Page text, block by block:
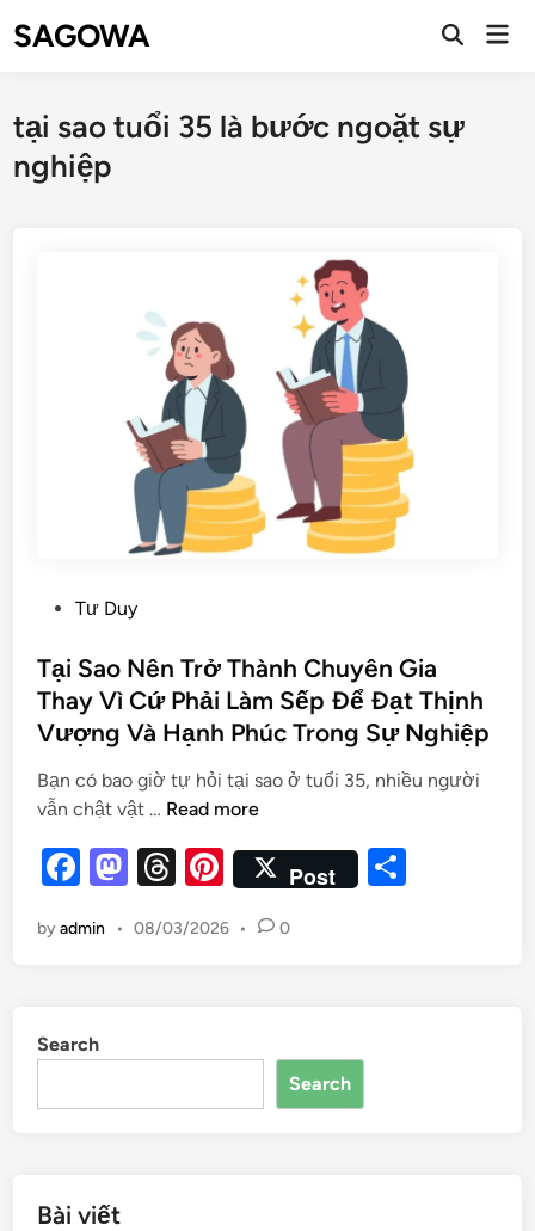
SAGOWA
tại sao tuổi 35 là bước ngoặt sự
nghiệp
Tư Duy
Tại Sao Nên Trở Thành Chuyên Gia
Thay Vì Cứ Phải Làm Sếp Để Đạt Thịnh
Vượng Và Hạnh Phúc Trong Sự Nghiệp
Bạn có bao giờ tự hỏi tại sao ở tuổi 35, nhiều người
vẫn chật vật … Read more
F
c
o
o
M
to
n
T
e
s
Pi
er
Post
byadmin • 08/03/2026 • 0
Search
Search
Bài viết